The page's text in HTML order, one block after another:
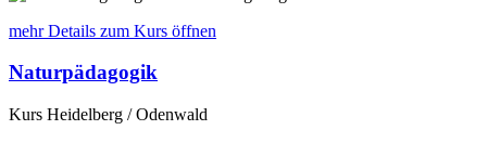
mehr Details zum Kurs öffnen
Naturpädagogik
Kurs Heidelberg / Odenwald